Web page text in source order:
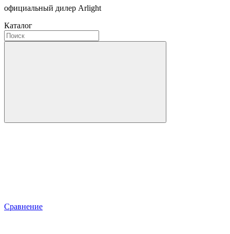
официальный дилер Arlight
Каталог
Сравнение